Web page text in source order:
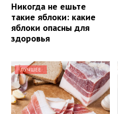
Никогда не ешьте
такие яблоки: какие
яблоки опасны для
здоровья
ЛУЧШЕЕ